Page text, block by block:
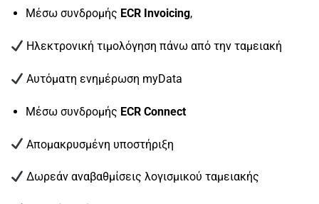
Mέσω συνδρομής ECR Invoicing,
Ηλεκτρονική τιμολόγηση πάνω από την ταμειακή
Αυτόματη ενημέρωση myData
Μέσω συνδρομής ECR Connect
Απομακρυσμένη υποστήριξη
Δωρεάν αναβαθμίσεις λογισμικού ταμειακής